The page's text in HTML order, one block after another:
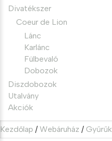
Divatékszer
Coeur de Lion
Lánc
Karlánc
Fülbevaló
Dobozok
Diszdobozok
Utalvány
Akciók
Kezdőlap / Webáruház / Gyűrűk